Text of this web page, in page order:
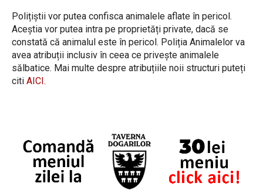
Polițiștii vor putea confisca animalele aflate în pericol.
Aceștia vor putea intra pe proprietăți private, dacă se
constată că animalul este în pericol. Poliția Animalelor va
avea atribuții inclusiv în ceea ce privește animalele
sălbatice. Mai multe despre atribuțiile noii structuri puteți
citi AICI.